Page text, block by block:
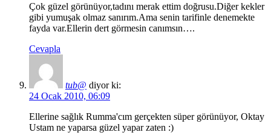
Çok güzel görünüyor,tadını merak ettim doğrusu.Diğer kekler
gibi yumuşak olmaz sanırım.Ama senin tarifinle denemekte
fayda var.Ellerin dert görmesin canımsın….
Cevapla
tub@ diyor ki:
24 Ocak 2010, 06:09
Ellerine sağlık Rumma'cım gerçekten süper görünüyor, Oktay
Ustam ne yaparsa güzel yapar zaten :)